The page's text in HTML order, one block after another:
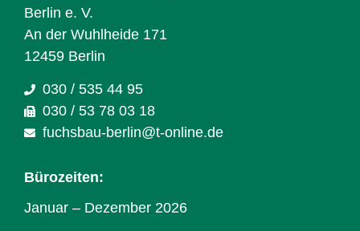
Berlin e. V.
An der Wuhlheide 171
12459 Berlin
030 / 535 44 95
030 / 53 78 03 18
fuchsbau-berlin@t-online.de
Bürozeiten:
Januar – Dezember 2026